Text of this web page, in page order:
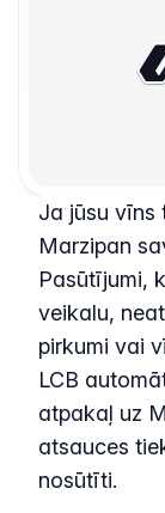
Ja jūsu vīns
Marzipan
Pasūtījumi,
veikalu,
pirkumi vai
LCB
atpakaļ uz
atsauces
nosūtīti.